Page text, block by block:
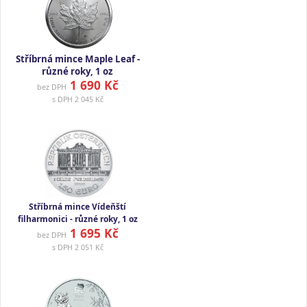
Stříbrná mince Maple Leaf -
různé roky, 1 oz
bez DPH 1 690 Kč
s DPH 2 045 Kč
Stříbrná mince Vídeňští
filharmonici - různé roky, 1 oz
bez DPH 1 695 Kč
s DPH 2 051 Kč